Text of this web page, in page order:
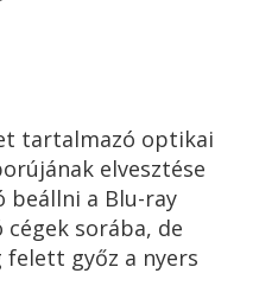
tartalmazó optikai
elvesztése
beállni a Blu-ray
sorába, de
felett győz a nyers